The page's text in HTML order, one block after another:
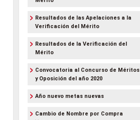
Resultados de las Apelaciones a la
Verificación del Mérito
Resultados de la Verificación del
Mérito
Convocatoria al Concurso de Méritos
y Oposición del año 2020
Año nuevo metas nuevas
Cambio de Nombre por Compra